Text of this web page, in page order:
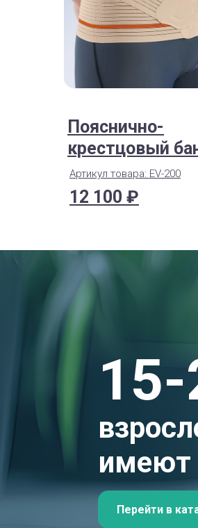
Пояснично-
крестцовый
12 100 ₽
Артикул товара: EV-200
имеют
15-
Перейти в